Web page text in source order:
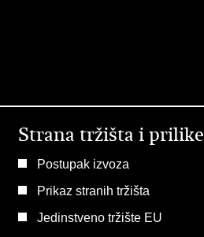
Strana tržišta i prilike
Postupak izvoza
Prikaz stranih tržišta
Jedinstveno tržište EU